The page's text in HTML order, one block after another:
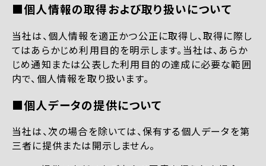
■個人情報の取得および取り扱いについて
当社は、個人情報を適正かつ公正に取得し、取得に際し
てはあらかじめ利用目的を明示します。当社は、あらか
じめ通知または公表した利用目的の達成に必要な範囲
内で、個人情報を取り扱います。
■個人データの提供について
当社は、次の場合を除いては、保有する個人データを第
三者に提供または開示しません。